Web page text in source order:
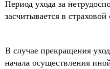
Период ухода за
засчитывается в
В случае прекращения
начала осуществления